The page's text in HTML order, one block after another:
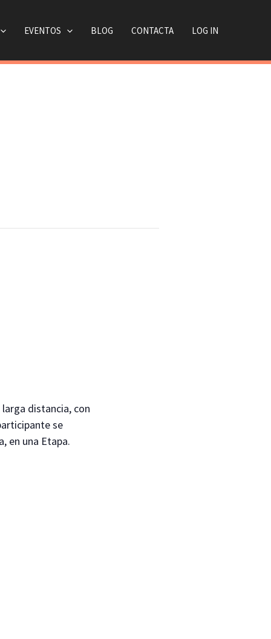
EVENTOS BLOG CONTACTA LOG IN
distancia, con
se
en una Etapa.